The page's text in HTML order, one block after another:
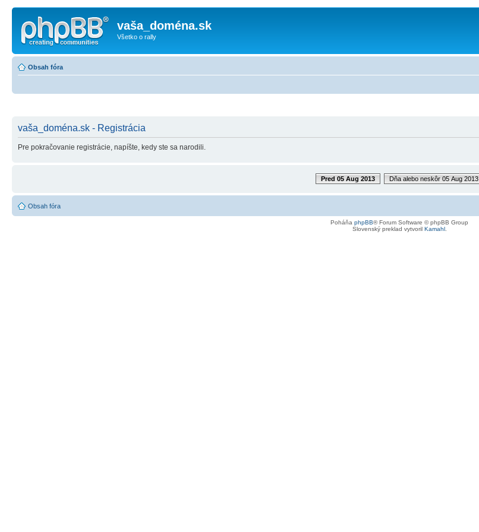
vaša_doména.sk
Všetko o rally
Obsah fóra
vaša_doména.sk - Registrácia
Pre pokračovanie registrácie, napíšte, kedy ste sa narodili.
Pred 05 Aug 2013 Dňa alebo neskôr 05 Aug 2013
Obsah fóra
Poháňa phpBB® Forum Software © phpBB Group
Slovenský preklad vytvoril Kamahl.